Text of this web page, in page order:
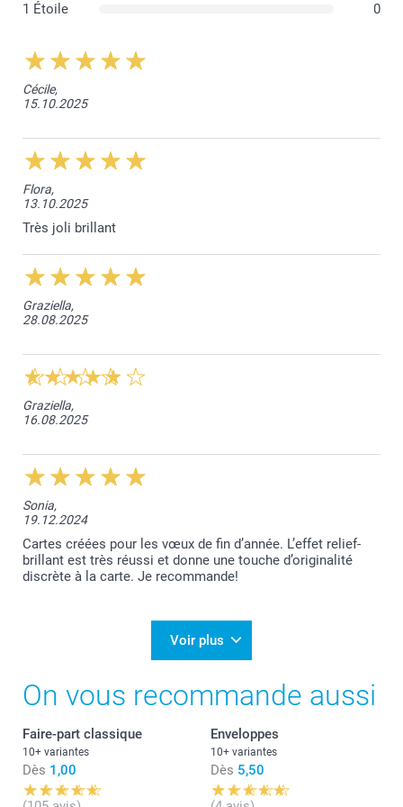
1 Étoile
0
Cécile,
15.10.2025
Flora,
13.10.2025
Très joli brillant
Graziella,
28.08.2025
Graziella,
16.08.2025
Sonia,
19.12.2024
Cartes créées pour les vœux de fin d’année. L’effet relief-
brillant est très réussi et donne une touche d’originalité
discrète à la carte. Je recommande!
Voir plus
On vous recommande aussi
Faire-part classique
10+ variantes
Dès 1,00
Enveloppes
10+ variantes
Dès 5,50